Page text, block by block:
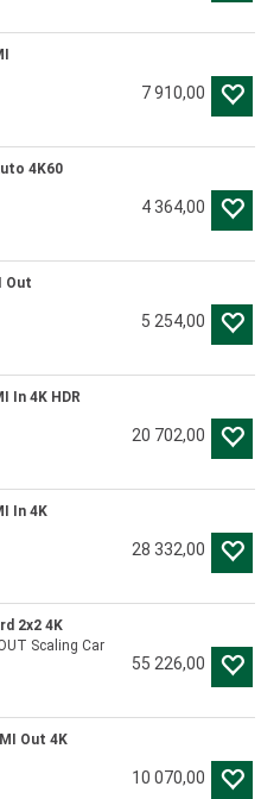
7 910,00
4K60
4 364,00
Out
5 254,00
In 4K HDR
20 702,00
In 4K
28 332,00
2x2 4K
Scaling Car
55 226,00
Out 4K
10 070,00